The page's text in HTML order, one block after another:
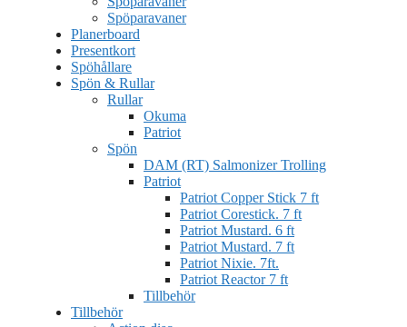
Spöparavaner
Planerboard
Presentkort
Spöhållare
Spön & Rullar
Rullar
Okuma
Patriot
Spön
DAM (RT) Salmonizer Trolling
Patriot
Patriot Copper Stick 7 ft
Patriot Corestick. 7 ft
Patriot Mustard. 6 ft
Patriot Mustard. 7 ft
Patriot Nixie. 7ft.
Patriot Reactor 7 ft
Tillbehör
Tillbehör